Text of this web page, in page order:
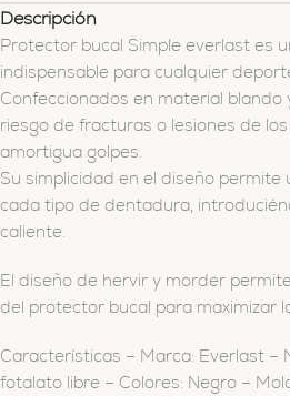
Descripción
Protector bucal Simple everlast es
indispensable para cualquier
Confeccionados en material blando
riesgo de fracturas o lesiones de
amortigua golpes.
Su simplicidad en el diseño
cada tipo de dentadura,
caliente.
El diseño de hervir y morder
del protector bucal para maximizar
Características – Marca: Everlast –
fotalato libre – Colores: Negro –